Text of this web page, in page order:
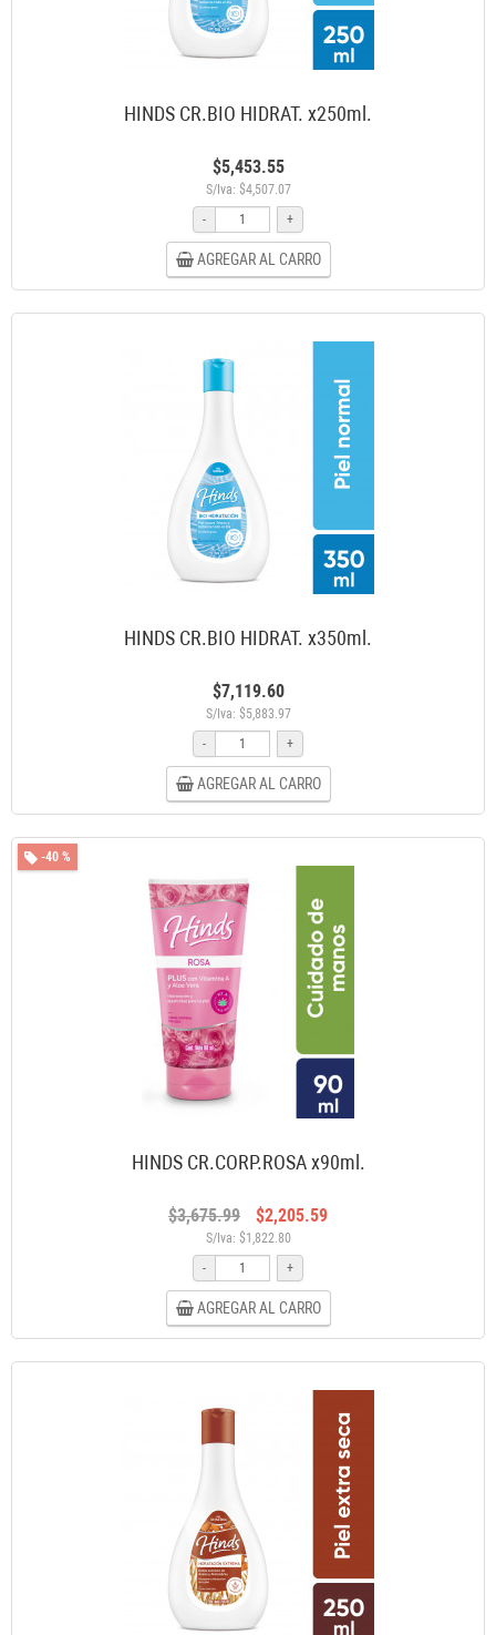
HINDS CR.BIO HIDRAT. x250ml.
$5,453.55
S/Iva: $4,507.07
-
+
AGREGAR AL CARRO
HINDS CR.BIO HIDRAT. x350ml.
$7,119.60
S/Iva: $5,883.97
-
+
AGREGAR AL CARRO
-40 %
HINDS CR.CORP.ROSA x90ml.
$3,675.99 $2,205.59
S/Iva: $1,822.80
-
+
AGREGAR AL CARRO